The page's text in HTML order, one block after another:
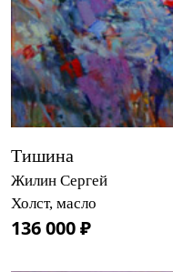
Тишина
Жилин Сергей
Холст, масло
136 000 ₽